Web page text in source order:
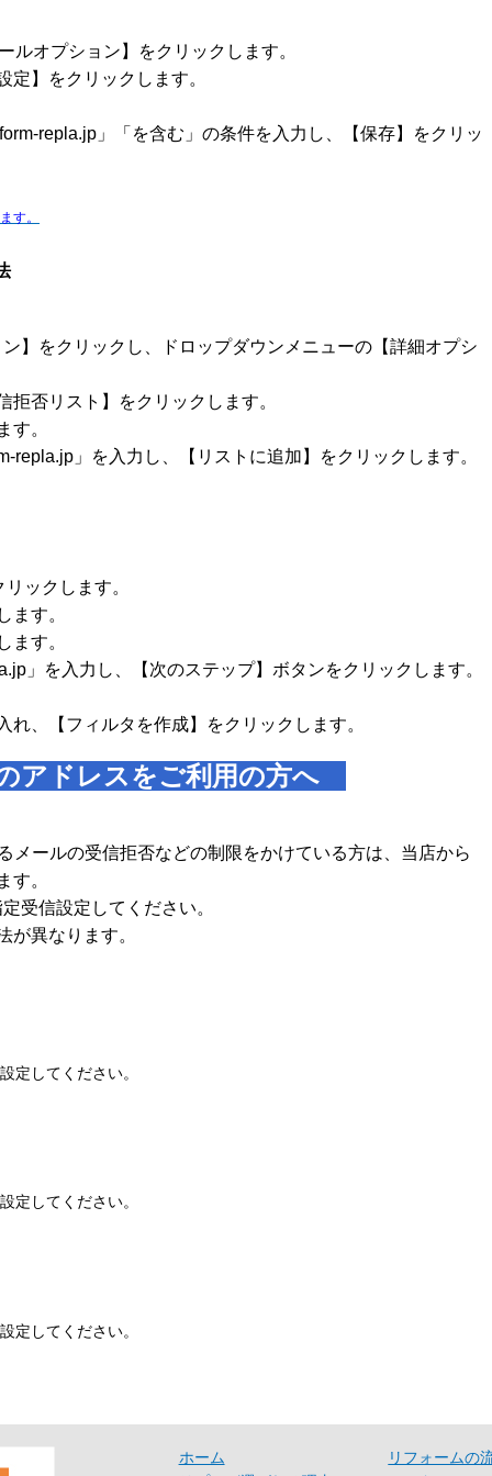
ルオプション】をクリックします。
定】をクリックします。
repla.jp」「を含む」の条件を入力し、【保存】をクリッ
す。
】をクリックし、ドロップダウンメニューの【詳細オプシ
否リスト】をクリックします。
す。
repla.jp」を入力し、【リストに追加】をクリックします。
ックします。
ます。
ます。
」を入力し、【次のステップ】ボタンをクリックします。
、【フィルタを作成】をクリックします。
アドレスをご利用の方へ
メールの受信拒否などの制限をかけている方は、当店から
す。
受信設定してください。
が異なります。
定してください。
定してください。
定してください。
ホーム
リフォームの